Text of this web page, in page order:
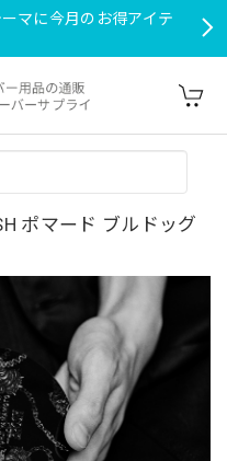
マに今月のお得アイテ
ポマード ブルドッグ